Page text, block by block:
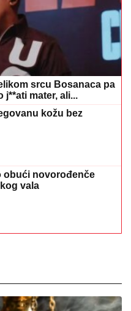
srcu Bosanaca pa
mater, ali...
kožu bez
obući novorođenče
vala